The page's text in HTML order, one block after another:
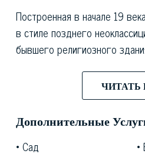
Построенная в начале 19
в стиле позднего
бывшего религиозного
младшего брата Наполеона.
перешедшее во владение
Андреевича Долгорукого,
реконструировано лишь в
окружающий его большой
ЧИТАТЬ
Дополнительные
Сад